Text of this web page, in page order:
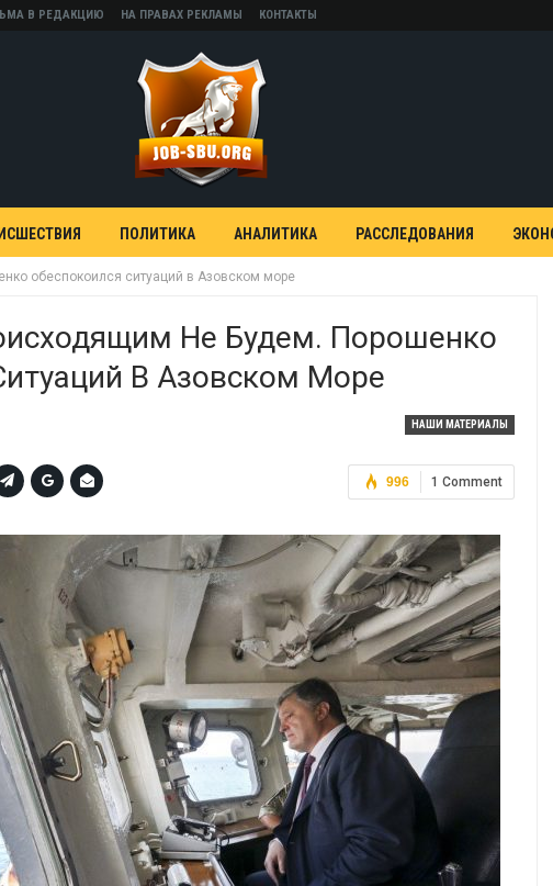
В РЕДАКЦИЮ НА ПРАВАХ РЕКЛАМЫ КОНТАКТЫ
ПОЛИТИКА АНАЛИТИКА РАССЛЕДОВАНИЯ
обеспокоился ситуаций в Азовском море
Не Будем. Порошенко
В Азовском Море
НАШИ МАТЕРИАЛЫ
1 Comment
996